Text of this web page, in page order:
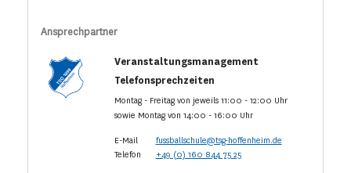
Ansprechpartner
Veranstaltungsmanagement
Telefonsprechzeiten
Montag - Freitag von jeweils 11:00 - 12:00 Uhr
sowie Montag von 14:00 - 16:00 Uhr
E-Mail
fussballschule@tsg-hoffenheim.de
Telefon
+49 (0) 160 844 75 25